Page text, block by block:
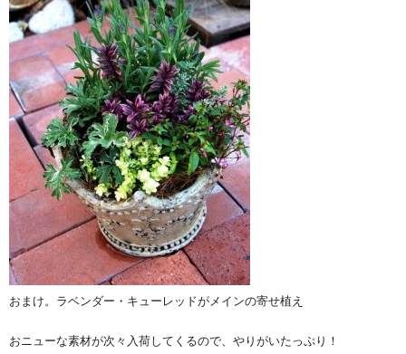
おまけ。ラベンダー・キューレッドがメインの寄せ植え
おニューな素材が次々入荷してくるので、やりがいたっぷり！